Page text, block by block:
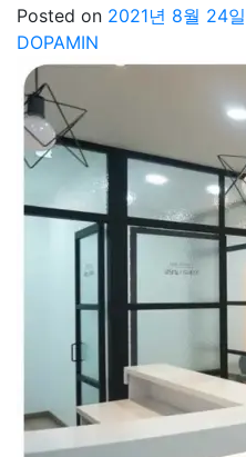
Posted on 2021년 8월 24일
DOPAMIN